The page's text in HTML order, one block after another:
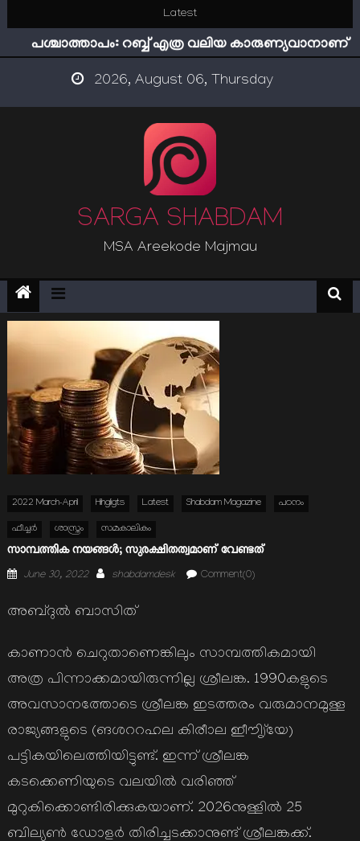
content
Latest
ഇമാം നവവി: അനന്തമായ നാൽപതാണ്ടുകൾ
പശ്ചാത്താപം: റബ്ബ് എത്ര വലിയ കാരുണ്യവാനാണ്
ഇന്ന് നേടിയാൽ ഇരട്ടി നേടാം
സൂക്ഷിക്കുക! കുറ്റകൃത്യങ്ങളാണിന്ന് ട്രെന്‍ഡ്
ഇമാം നവവി: അനന്തമായ നാൽപതാണ്ടുകൾ
2026, August 06, Thursday
SARGA SHABDAM
MSA Areekode Majmau
2022 March-April Hihgligts Latest Shabdam Magazine പഠനം
ഫീച്ചര്‍ ശാസ്ത്രം സമകാലികം
സാമ്പത്തിക നയങ്ങള്‍; സുരക്ഷിതത്വമാണ് വേണ്ടത്
Posted
June 30, 2022 Author
shabdamdesk Comment(0)
അബ്ദുല്‍ ബാസിത്
കാണാന്‍ ചെറുതാണെങ്കിലും സാമ്പത്തികമായി
അത്ര പിന്നാക്കമായിരുന്നില്ല ശ്രീലങ്ക. 1990കളുടെ
അവസാനത്തോടെ ശ്രീലങ്ക ഇടത്തരം വരുമാനമുള്ള
രാജ്യങ്ങളുടെ (ങശററഹല കിരീാല ഇീൗിൃ്യേ)
പട്ടികയിലെത്തിയിട്ടുണ്ട്. ഇന്ന് ശ്രീലങ്ക
കടക്കെണിയുടെ വലയില്‍ വരിഞ്ഞ്
മുറുകിക്കൊണ്ടിരിക്കുകയാണ്. 2026നുള്ളില്‍ 25
ബില്യണ്‍ ഡോളര്‍ തിരിച്ചടക്കാനുണ്ട് ശ്രീലങ്കക്ക്.